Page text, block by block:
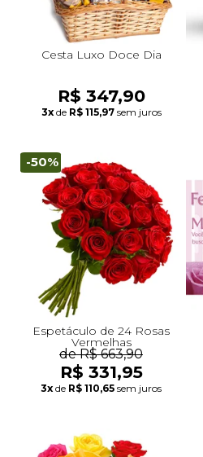
Cesta Luxo Doce Dia
R$ 347,90
3x de R$ 115,97 sem juros
-50%
Espetáculo de 24 Rosas
Vermelhas
de R$ 663,90
R$ 331,95
3x de R$ 110,65 sem juros